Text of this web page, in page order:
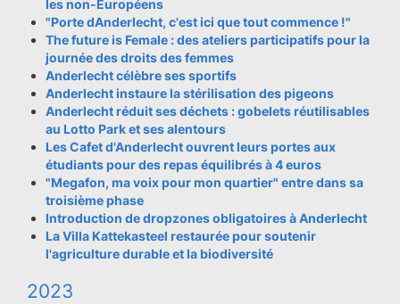
les non-Européens
"Porte dAnderlecht, c'est ici que tout commence !"
The future is Female : des ateliers participatifs pour la
journée des droits des femmes
Anderlecht célèbre ses sportifs
Anderlecht instaure la stérilisation des pigeons
Anderlecht réduit ses déchets : gobelets réutilisables
au Lotto Park et ses alentours
Les Cafet d'Anderlecht ouvrent leurs portes aux
étudiants pour des repas équilibrés à 4 euros
"Megafon, ma voix pour mon quartier" entre dans sa
troisième phase
Introduction de dropzones obligatoires à Anderlecht
La Villa Kattekasteel restaurée pour soutenir
l'agriculture durable et la biodiversité
2023